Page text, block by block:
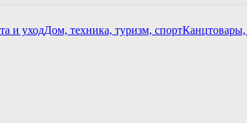
и уходДом, техника, туризм, спортКанцтовары,